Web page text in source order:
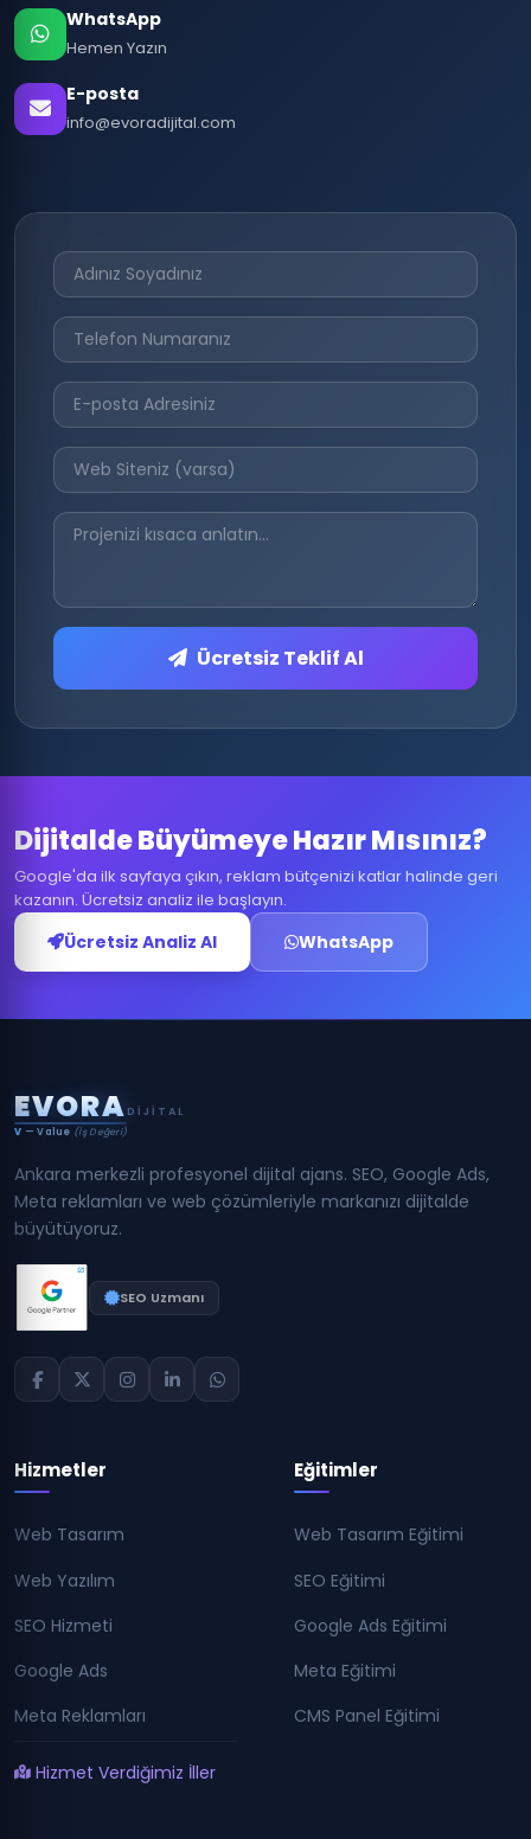
WhatsApp
Hemen Yazın
E-posta
info@evoradijital.com
Ücretsiz Teklif Al
Dijitalde Büyümeye Hazır Mısınız?
Google'da ilk sayfaya çıkın, reklam bütçenizi katlar halinde geri
kazanın. Ücretsiz analiz ile başlayın.
Ücretsiz Analiz Al WhatsApp
EVORA DIJITAL
V — Value (İş Değeri)
Ankara merkezli profesyonel dijital ajans. SEO, Google Ads,
Meta reklamları ve web çözümleriyle markanızı dijitalde
büyütüyoruz.
SEO Uzmanı
Hizmetler
Web Tasarım
Web Yazılım
SEO Hizmeti
Google Ads
Meta Reklamları
Hizmet Verdiğimiz İller
Eğitimler
Web Tasarım Eğitimi
SEO Eğitimi
Google Ads Eğitimi
Meta Eğitimi
CMS Panel Eğitimi